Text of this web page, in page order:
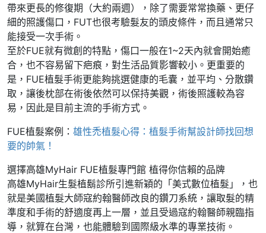
帶來更長的修復期（大約兩週），除了需要常常換藥、更仔
細的照護傷口，FUT也很考驗髮友的頭皮條件，而且通常只
能接受一次手術。
至於FUE就有微創的特點，傷口一般在1~2天內就會開始癒
合，也不容易留下疤痕，對生活品質影響較小。更重要的
是，FUE植髮手術更能夠挑選健康的毛囊，並平均、分散鑽
取，讓後枕部在術後依然可以保持美觀，術後照護較為容
易，因此是目前主流的手術方式。
FUE植髮案例： 雄性禿植髮心得：植髮手術幫設計師找回想
要的帥氣！
選擇高雄MyHair FUE植髮專門館 植得你信賴的品牌
高雄MyHair生髮植鬍診所引進新穎的「美式數位植髮」，也
就是美國植髮大師寇約翰醫師改良的鑽刀系統，讓取髮的精
準度和手術的舒適度再上一層，並且受過寇約翰醫師親臨指
導，就算在台灣，也能體驗到國際級水準的專業技術。